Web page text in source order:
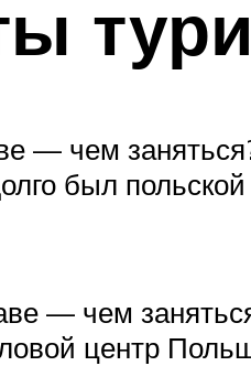
— чем
был
— чем
центр